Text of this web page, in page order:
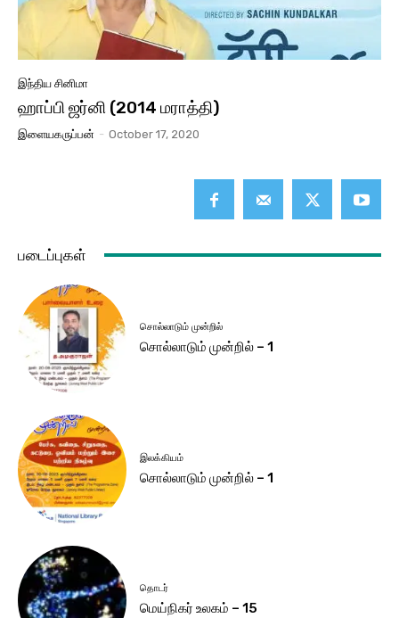
இந்திய சினிமா
ஹாப்பி ஜர்னி (2014 மராத்தி)
இளையகருப்பன் - October 17, 2020
படைப்புகள்
சொல்லாடும் முன்றில்
சொல்லாடும் முன்றில் – 1
இலக்கியம்
சொல்லாடும் முன்றில் – 1
தொடர்
மெய்நிகர் உலகம் – 15